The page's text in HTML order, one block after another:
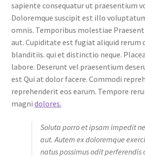
sapiente consequatur ut praesentium
Doloremque suscipit est illo
omnis. Temporibus molestiae
aut. Cupiditate est fugiat aliquid rerum
blanditiis. qui et distinctio neque.
labore. Deserunt vel praesentium
est Qui at dolor facere. Commodi
reprehenderit eos earum. Tempore
magni dolores.
Soluta porro et ipsam impedit
aut. Autem ex doloremque
natus possimus odit perferendis